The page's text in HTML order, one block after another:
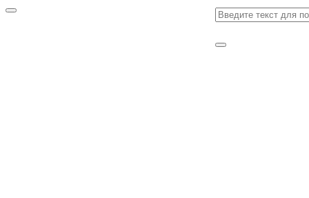
Search
for:
Search
Primary